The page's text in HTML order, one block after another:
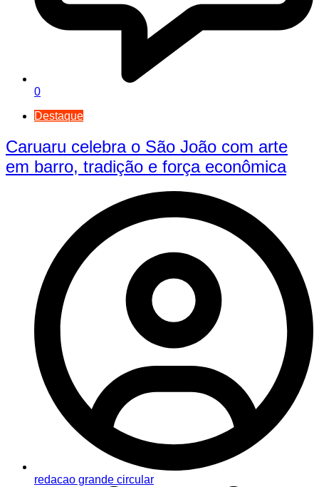
0
Destaque
Caruaru celebra o São João com arte
em barro, tradição e força econômica
redacao grande circular